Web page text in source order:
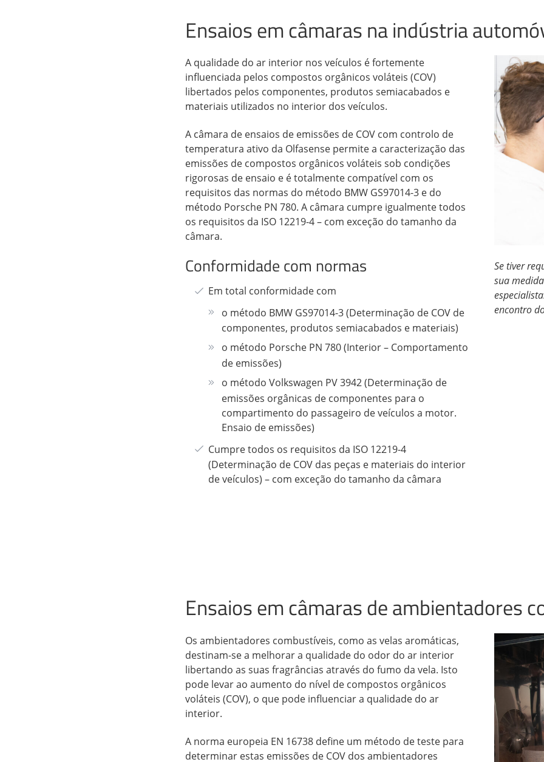
Ensaios em câmaras na indústria
A qualidade do ar interior nos veículos é fortemente
influenciada pelos compostos orgânicos voláteis (COV)
libertados pelos componentes, produtos semiacabados e
materiais utilizados no interior dos veículos.
A câmara de ensaios de emissões de COV com controlo de
temperatura ativo da Olfasense permite a caracterização das
emissões de compostos orgânicos voláteis sob condições
rigorosas de ensaio e é totalmente compatível com os
requisitos das normas do método BMW GS97014-3 e do
método Porsche PN 780. A câmara cumpre igualmente todos
os requisitos da ISO 12219-4 – com exceção do tamanho da
câmara.
Conformidade com normas
Em total conformidade com
o método BMW GS97014-3 (Determinação de COV de
componentes, produtos semiacabados e materiais)
o método Porsche PN 780 (Interior – Comportamento
de emissões)
o método Volkswagen PV 3942 (Determinação de
emissões orgânicas de componentes para o
compartimento do passageiro de veículos a motor.
Ensaio de emissões)
Cumpre todos os requisitos da ISO 12219-4
(Determinação de COV das peças e materiais do interior
de veículos) – com exceção do tamanho da câmara
Se tiver
sua
encontro
Ensaios em câmaras de ambientadores
Os ambientadores combustíveis, como as velas aromáticas,
destinam-se a melhorar a qualidade do odor do ar interior
libertando as suas fragrâncias através do fumo da vela. Isto
pode levar ao aumento do nível de compostos orgânicos
voláteis (COV), o que pode influenciar a qualidade do ar
interior.
A norma europeia EN 16738 define um método de teste para
determinar estas emissões de COV dos ambientadores